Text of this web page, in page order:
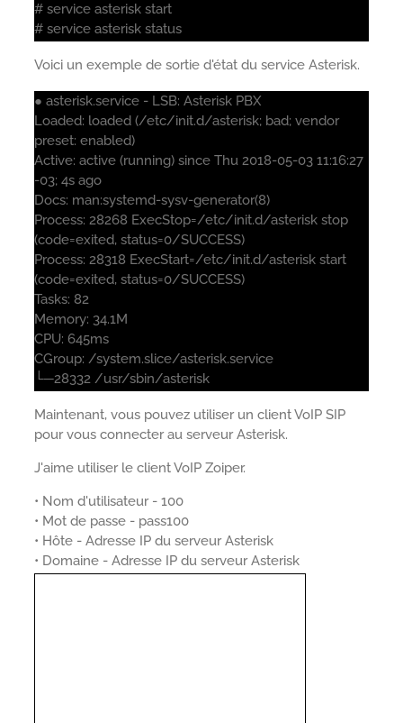
# service asterisk start
# service asterisk status
Voici un exemple de sortie d'état du service Asterisk.
● asterisk.service - LSB: Asterisk PBX
Loaded: loaded (/etc/init.d/asterisk; bad; vendor
preset: enabled)
Active: active (running) since Thu 2018-05-03 11:16:27
-03; 4s ago
Docs: man:systemd-sysv-generator(8)
Process: 28268 ExecStop=/etc/init.d/asterisk stop
(code=exited, status=0/SUCCESS)
Process: 28318 ExecStart=/etc/init.d/asterisk start
(code=exited, status=0/SUCCESS)
Tasks: 82
Memory: 34.1M
CPU: 645ms
CGroup: /system.slice/asterisk.service
└─28332 /usr/sbin/asterisk
Maintenant, vous pouvez utiliser un client VoIP SIP
pour vous connecter au serveur Asterisk.
J'aime utiliser le client VoIP Zoiper.
• Nom d'utilisateur - 100
• Mot de passe - pass100
• Hôte - Adresse IP du serveur Asterisk
• Domaine - Adresse IP du serveur Asterisk